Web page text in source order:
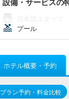
プール
ホテル概要・予約
プラン予約・料金比較